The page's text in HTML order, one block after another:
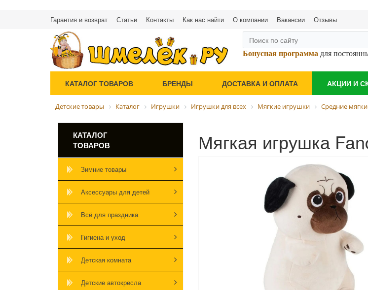
Гарантия и возврат Статьи Контакты Как нас найти О компании Вакансии Отзывы
Бонусная программа для
КАТАЛОГ ТОВАРОВ БРЕНДЫ ДОСТАВКА И ОПЛАТА АКЦИИ И
Детские товары Каталог Игрушки Игрушки для всех Мягкие игрушки Средние
КАТАЛОГ
ТОВАРОВ
Зимние товары
Аксессуары для детей
Всё для праздника
Гигиена и уход
Детская комната
Детские автокресла
Мягкая игрушка